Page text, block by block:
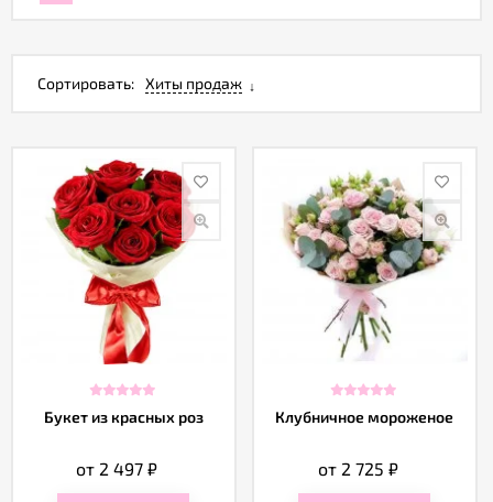
заказ
Публичная
оферта
конфиденциальности
Отзывы
Сортировать: Хиты продаж
Букет из красных роз
от 2 497₽
Клубничное мороженое
от 2 725 ₽